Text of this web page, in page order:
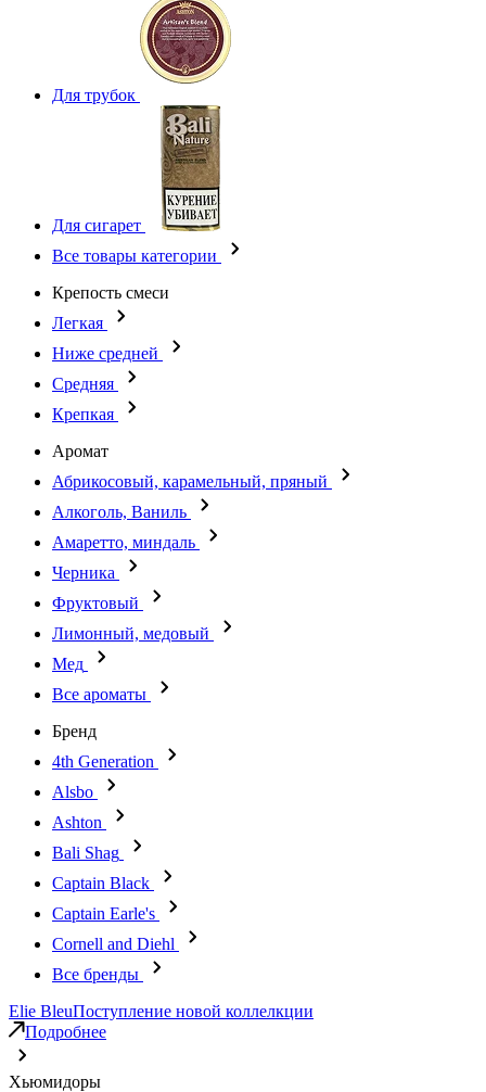
Для трубок
Для сигарет
Все товары категории
Крепость смеси
Легкая
Ниже средней
Средняя
Крепкая
Аромат
Абрикосовый, карамельный, пряный
Алкоголь, Ваниль
Амаретто, миндаль
Черника
Фруктовый
Лимонный, медовый
Мед
Все ароматы
Бренд
4th Generation
Alsbo
Ashton
Bali Shag
Captain Black
Captain Earle's
Cornell and Diehl
Все бренды
Elie BleuПоступление новой коллелкции
Подробнее
Хьюмидоры